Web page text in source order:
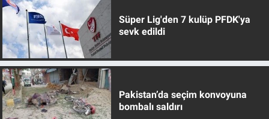
Süper Lig'den 7 kulüp PFDK'ya
sevk edildi
Pakistan’da seçim konvoyuna
bombalı saldırı